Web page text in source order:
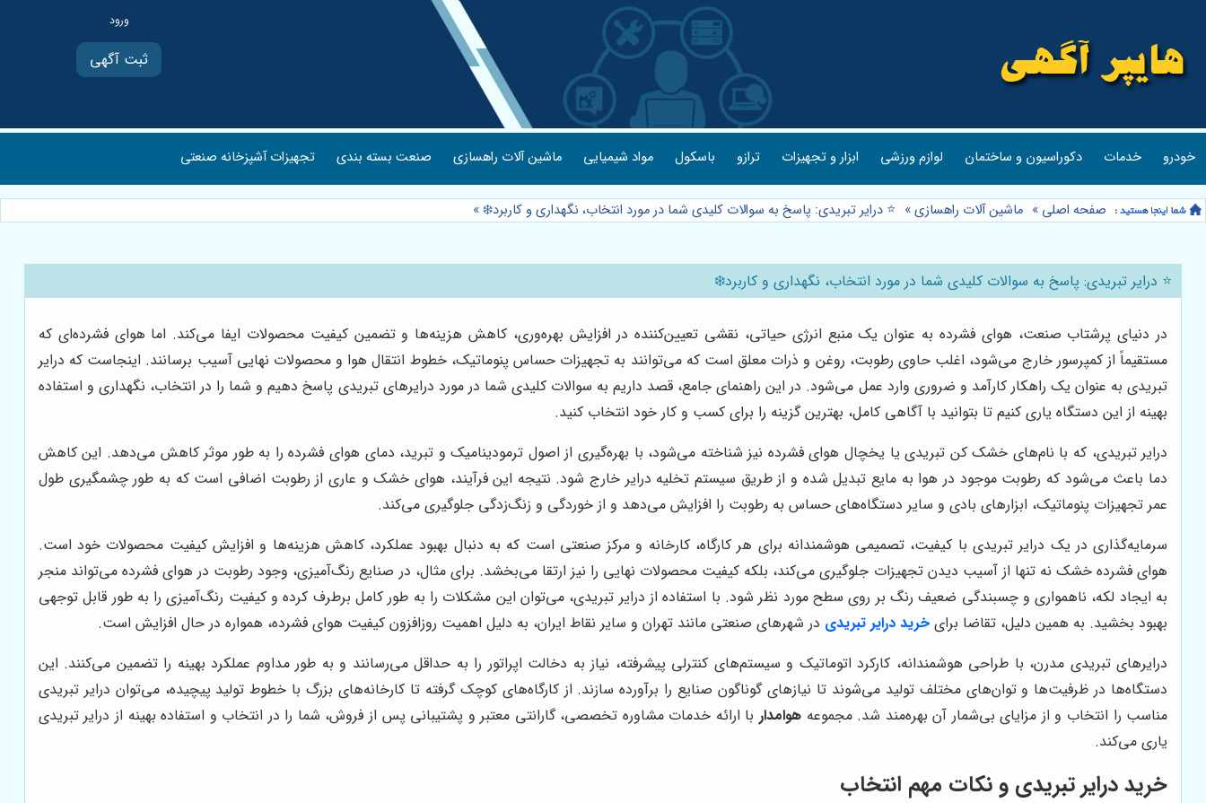
ثبت آگهی
خودرو خدمات دکوراسیون و ساختمان لوازم ورزشی ابزار و تجهیزات ترازو باسکول مواد شیمیایی ماشین آلات راهسازی صنعت بسته بندی تجهیزات آشپزخانه صنعتی
صفحه اصلی » ماشین آلات راهسازی» ⭐️ درایر تبریدی: پاسخ به سوالات کلیدی شما در مورد انتخاب، نگهداری و کاربرد❄️ »
⭐️ درایر تبریدی: پاسخ به سوالات کلیدی شما در مورد انتخاب، نگهداری و کاربرد❄️
در دنیای پرشتاب صنعت، هوای فشرده به عنوان یک منبع انرژی حیاتی، نقشی تعیین‌کننده در افزایش بهره‌وری، کاهش هزینه‌ها و تضمین کیفیت محصولات ایفا می‌کند. اما هوای فشرده‌ای که
مستقیماً از کمپرسور خارج می‌شود، اغلب حاوی رطوبت، روغن و ذرات معلق است که می‌توانند به تجهیزات حساس پنوماتیک، خطوط انتقال هوا و محصولات نهایی آسیب برسانند. اینجاست که درایر
تبریدی به عنوان یک راهکار کارآمد و ضروری وارد عمل می‌شود. در این راهنمای جامع، قصد داریم به سوالات کلیدی شما در مورد درایرهای تبریدی پاسخ دهیم و شما را در انتخاب، نگهداری و استفاده
بهینه از این دستگاه یاری کنیم تا بتوانید با آگاهی کامل، بهترین گزینه را برای کسب و کار خود انتخاب کنید.
درایر تبریدی، که با نام‌های خشک کن تبریدی یا یخچال هوای فشرده نیز شناخته می‌شود، با بهره‌گیری از اصول ترمودینامیک و تبرید، دمای هوای فشرده را به طور موثر کاهش می‌دهد. این کاهش
دما باعث می‌شود که رطوبت موجود در هوا به مایع تبدیل شده و از طریق سیستم تخلیه درایر خارج شود. نتیجه این فرآیند، هوای خشک و عاری از رطوبت اضافی است که به طور چشمگیری طول
عمر تجهیزات پنوماتیک، ابزارهای بادی و سایر دستگاه‌های حساس به رطوبت را افزایش می‌دهد و از خوردگی و زنگ‌زدگی جلوگیری می‌کند.
سرمایه‌گذاری در یک درایر تبریدی با کیفیت، تصمیمی هوشمندانه برای هر کارگاه، کارخانه و مرکز صنعتی است که به دنبال بهبود عملکرد، کاهش هزینه‌ها و افزایش کیفیت محصولات خود است.
هوای فشرده خشک نه تنها از آسیب دیدن تجهیزات جلوگیری می‌کند، بلکه کیفیت محصولات نهایی را نیز ارتقا می‌بخشد. برای مثال، در صنایع رنگ‌آمیزی، وجود رطوبت در هوای فشرده می‌تواند منجر
به ایجاد لکه، ناهمواری و چسبندگی ضعیف رنگ بر روی سطح مورد نظر شود. با استفاده از درایر تبریدی، می‌توان این مشکلات را به طور کامل برطرف کرده و کیفیت رنگ‌آمیزی را به طور قابل توجهی
بهبود بخشید. به همین دلیل، تقاضا برای خرید درایر تبریدی در شهرهای صنعتی مانند تهران و سایر نقاط ایران، به دلیل اهمیت روزافزون کیفیت هوای فشرده، همواره در حال افزایش است.
درایرهای تبریدی مدرن، با طراحی هوشمندانه، کارکرد اتوماتیک و سیستم‌های کنترلی پیشرفته، نیاز به دخالت اپراتور را به حداقل می‌رسانند و به طور مداوم عملکرد بهینه را تضمین می‌کنند. این
دستگاه‌ها در ظرفیت‌ها و توان‌های مختلف تولید می‌شوند تا نیازهای گوناگون صنایع را برآورده سازند. از کارگاه‌های کوچک گرفته تا کارخانه‌های بزرگ با خطوط تولید پیچیده، می‌توان درایر تبریدی
مناسب را انتخاب و از مزایای بی‌شمار آن بهره‌مند شد. مجموعه هوامداربا ارائه خدمات مشاوره تخصصی، گارانتی معتبر و پشتیبانی پس از فروش، شما را در انتخاب و استفاده بهینه از درایر تبریدی
یاری می‌کند.
خرید درایر تبریدی و نکات مهم انتخاب